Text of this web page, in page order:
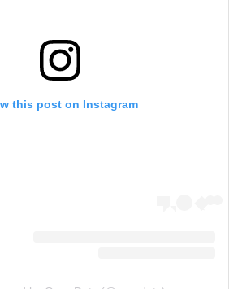
this post on Instagram